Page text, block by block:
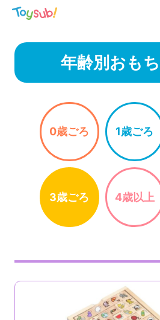
年齢別おも
0歳ごろ 1歳ごろ
3歳ごろ 4歳以上